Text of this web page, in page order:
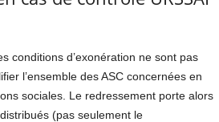
conditions d’exonération ne sont pas
l’ensemble des ASC concernées en
sociales. Le redressement porte alors
(pas seulement le